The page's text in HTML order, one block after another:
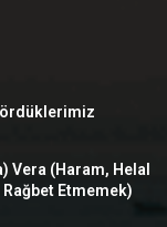
Vera (Haram, Helal
Etmemek)